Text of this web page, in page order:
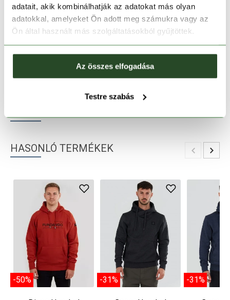
adatait, akik kombinálhatják az adatokat más olyan
adatokkal, amelyeket Ön adott meg számukra vagy az
Ön által használt más szolgáltatásokból gyűjtöttek.
Az összes elfogadása
Testre szabás
30 napos visszaküldés
1-2 munkanapos szállítás
HASONLÓ TERMÉKEK
-50% -31% -31%